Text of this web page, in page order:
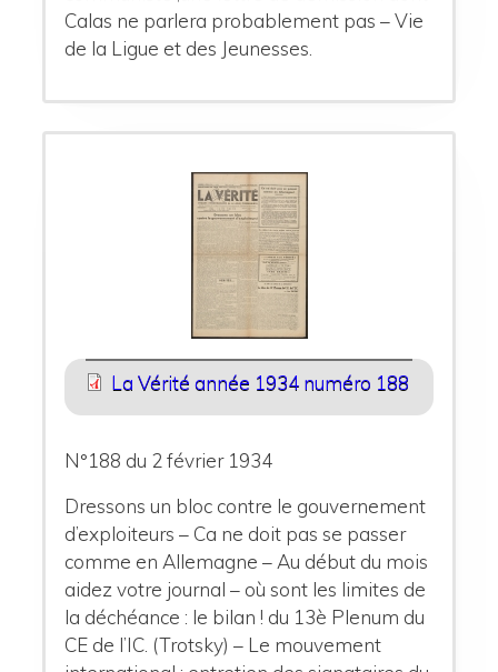
Calas ne parlera probablement pas – Vie
de la Ligue et des Jeunesses.
La Vérité année 1934 numéro 188
N°188 du 2 février 1934
Dressons un bloc contre le gouvernement
d’exploiteurs – Ca ne doit pas se passer
comme en Allemagne – Au début du mois
aidez votre journal – où sont les limites de
la déchéance : le bilan ! du 13è Plenum du
CE de l’IC. (Trotsky) – Le mouvement